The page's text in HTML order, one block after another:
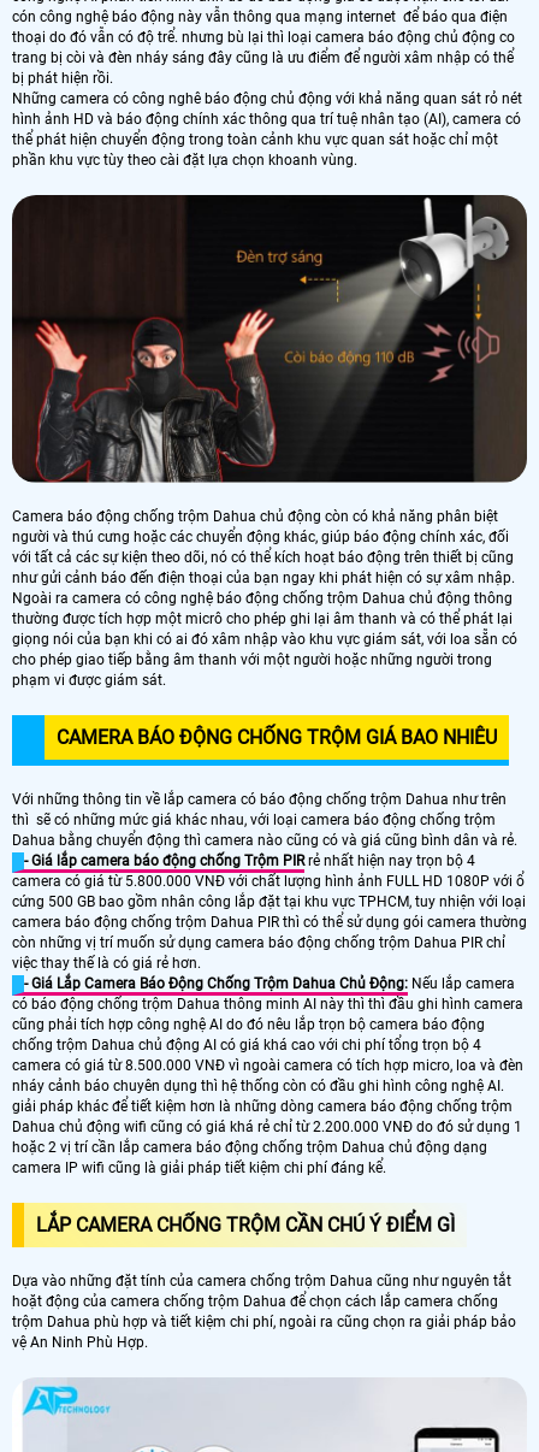
cón công nghệ báo động này vẫn thông qua mạng internet để báo qua điện
thoại do đó vẫn có độ trể. nhưng bù lại thì loại camera báo động chủ động co
trang bị còi và đèn nháy sáng đây cũng là ưu điểm để người xâm nhập có thể
bị phát hiện rồi.
Những camera có công nghê báo động chủ động với khả năng quan sát rỏ nét
hình ảnh HD và báo động chính xác thông qua trí tuệ nhân tạo (AI), camera có
thể phát hiện chuyển động trong toàn cảnh khu vực quan sát hoặc chỉ một
phần khu vực tùy theo cài đặt lựa chọn khoanh vùng.
Camera báo động chống trộm Dahua chủ động còn có khả năng phân biệt
người và thú cưng hoặc các chuyển động khác, giúp báo động chính xác, đối
với tất cả các sự kiện theo dõi, nó có thể kích hoạt báo động trên thiết bị cũng
như gửi cảnh báo đến điện thoại của bạn ngay khi phát hiện có sự xâm nhập.
Ngoài ra camera có công nghệ báo động chống trộm Dahua chủ động thông
thường được tích hợp một micrô cho phép ghi lại âm thanh và có thể phát lại
giọng nói của bạn khi có ai đó xâm nhập vào khu vực giám sát, với loa sẵn có
cho phép giao tiếp bằng âm thanh với một người hoặc những người trong
phạm vi được giám sát.
CAMERA BÁO ĐỘNG CHỐNG TRỘM GIÁ BAO NHIÊU
Với những thông tin về lắp camera có báo động chống trộm Dahua như trên
thì sẽ có những mức giá khác nhau, với loại camera báo động chống trộm
Dahua bằng chuyển động thì camera nào cũng có và giá cũng bình dân và rẻ.
- Giá lắp camera báo động chống Trộm PIRrẻ nhất hiện nay trọn bộ 4
camera có giá từ 5.800.000 VNĐ với chất lượng hình ảnh FULL HD 1080P với ổ
cứng 500 GB bao gồm nhân công lắp đặt tại khu vực TPHCM, tuy nhiện với loại
camera báo động chống trộm Dahua PIR thì có thể sử dụng gói camera thường
còn những vị trí muốn sử dụng camera báo động chống trộm Dahua PIR chỉ
việc thay thế là có giá rẻ hơn.
- Giá Lắp Camera Báo Động Chống Trộm Dahua Chủ Động: Nếu lắp camera
có báo động chống trộm Dahua thông minh AI này thì thì đầu ghi hình camera
cũng phải tích hợp công nghệ AI do đó nêu lắp trọn bộ camera báo động
chống trộm Dahua chủ động AI có giá khá cao với chi phí tổng trọn bộ 4
camera có giá từ 8.500.000 VNĐ vì ngoài camera có tích hợp micro, loa và đèn
nháy cảnh báo chuyên dụng thì hệ thống còn có đầu ghi hình công nghệ AI.
giải pháp khác để tiết kiệm hơn là những dòng camera báo động chống trộm
Dahua chủ động wifi cũng có giá khá rẻ chỉ từ 2.200.000 VNĐ do đó sử dụng 1
hoặc 2 vị trí cần lắp camera báo động chống trộm Dahua chủ động dạng
camera IP wifi cũng là giải pháp tiết kiệm chi phí đáng kể.
LẮP CAMERA CHỐNG TRỘM CẦN CHÚ Ý ĐIỂM GÌ
Dựa vào những đặt tính của camera chống trộm Dahua cũng như nguyên tắt
hoặt động của camera chống trộm Dahua để chọn cách lắp camera chống
trộm Dahua phù hợp và tiết kiệm chi phí, ngoài ra cũng chọn ra giải pháp bảo
vệ An Ninh Phù Hợp.